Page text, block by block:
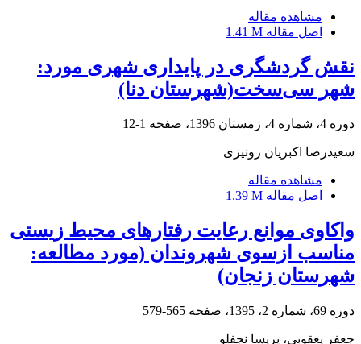
مشاهده مقاله
اصل مقاله 1.41 M
نقش گردشگری در پایداری شهری مورد:
شهر سی‌سخت(شهرستان دنا)
دوره 4، شماره 4، زمستان 1396، صفحه 1-12
سعیدرضا اکبریان رونیزی
مشاهده مقاله
اصل مقاله 1.39 M
واکاوی موانع رعایت رفتارهای محیط زیستی
مناسب ازسوی شهروندان (مورد مطالعه:
شهرستان زنجان)
دوره 69، شماره 2، 1395، صفحه 565-579
جعفر یعقوبی، پریسا نجفلو